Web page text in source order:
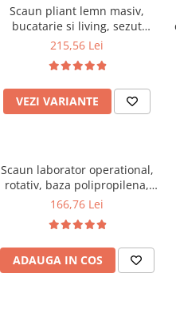
Scaun pliant lemn masiv,
bucatarie si living, sezut
tapitat cu piele ecologica, 100
215,56 Lei
VEZI VARIANTE
Scaun laborator operational,
rotativ, baza polipropilena,
piele ecologica, inaltime
166,76 Lei
ADAUGA IN COS